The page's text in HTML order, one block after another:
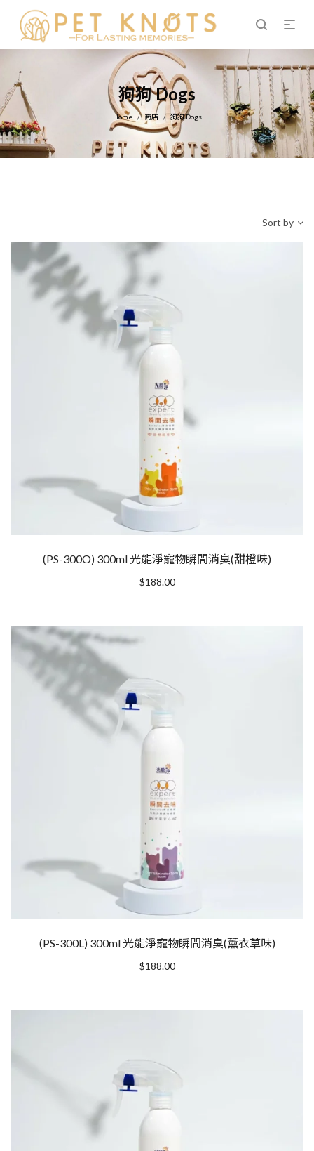
狗狗 Dogs
Home / 商店 / 狗狗 Dogs
Sort by
(PS-300O) 300ml 光能淨寵物瞬間消臭(甜橙味)
$188.00
(PS-300L) 300ml 光能淨寵物瞬間消臭(薰衣草味)
$188.00